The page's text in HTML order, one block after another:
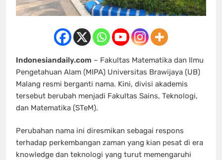
Indonesiandaily.com – Fakultas Matematika dan Ilmu
Pengetahuan Alam (MIPA) Universitas Brawijaya (UB)
Malang resmi berganti nama. Kini, divisi akademis
tersebut berubah menjadi Fakultas Sains, Teknologi,
dan Matematika (STeM).
Perubahan nama ini diresmikan sebagai respons
terhadap perkembangan zaman yang kian pesat di era
knowledge dan teknologi yang turut memengaruhi